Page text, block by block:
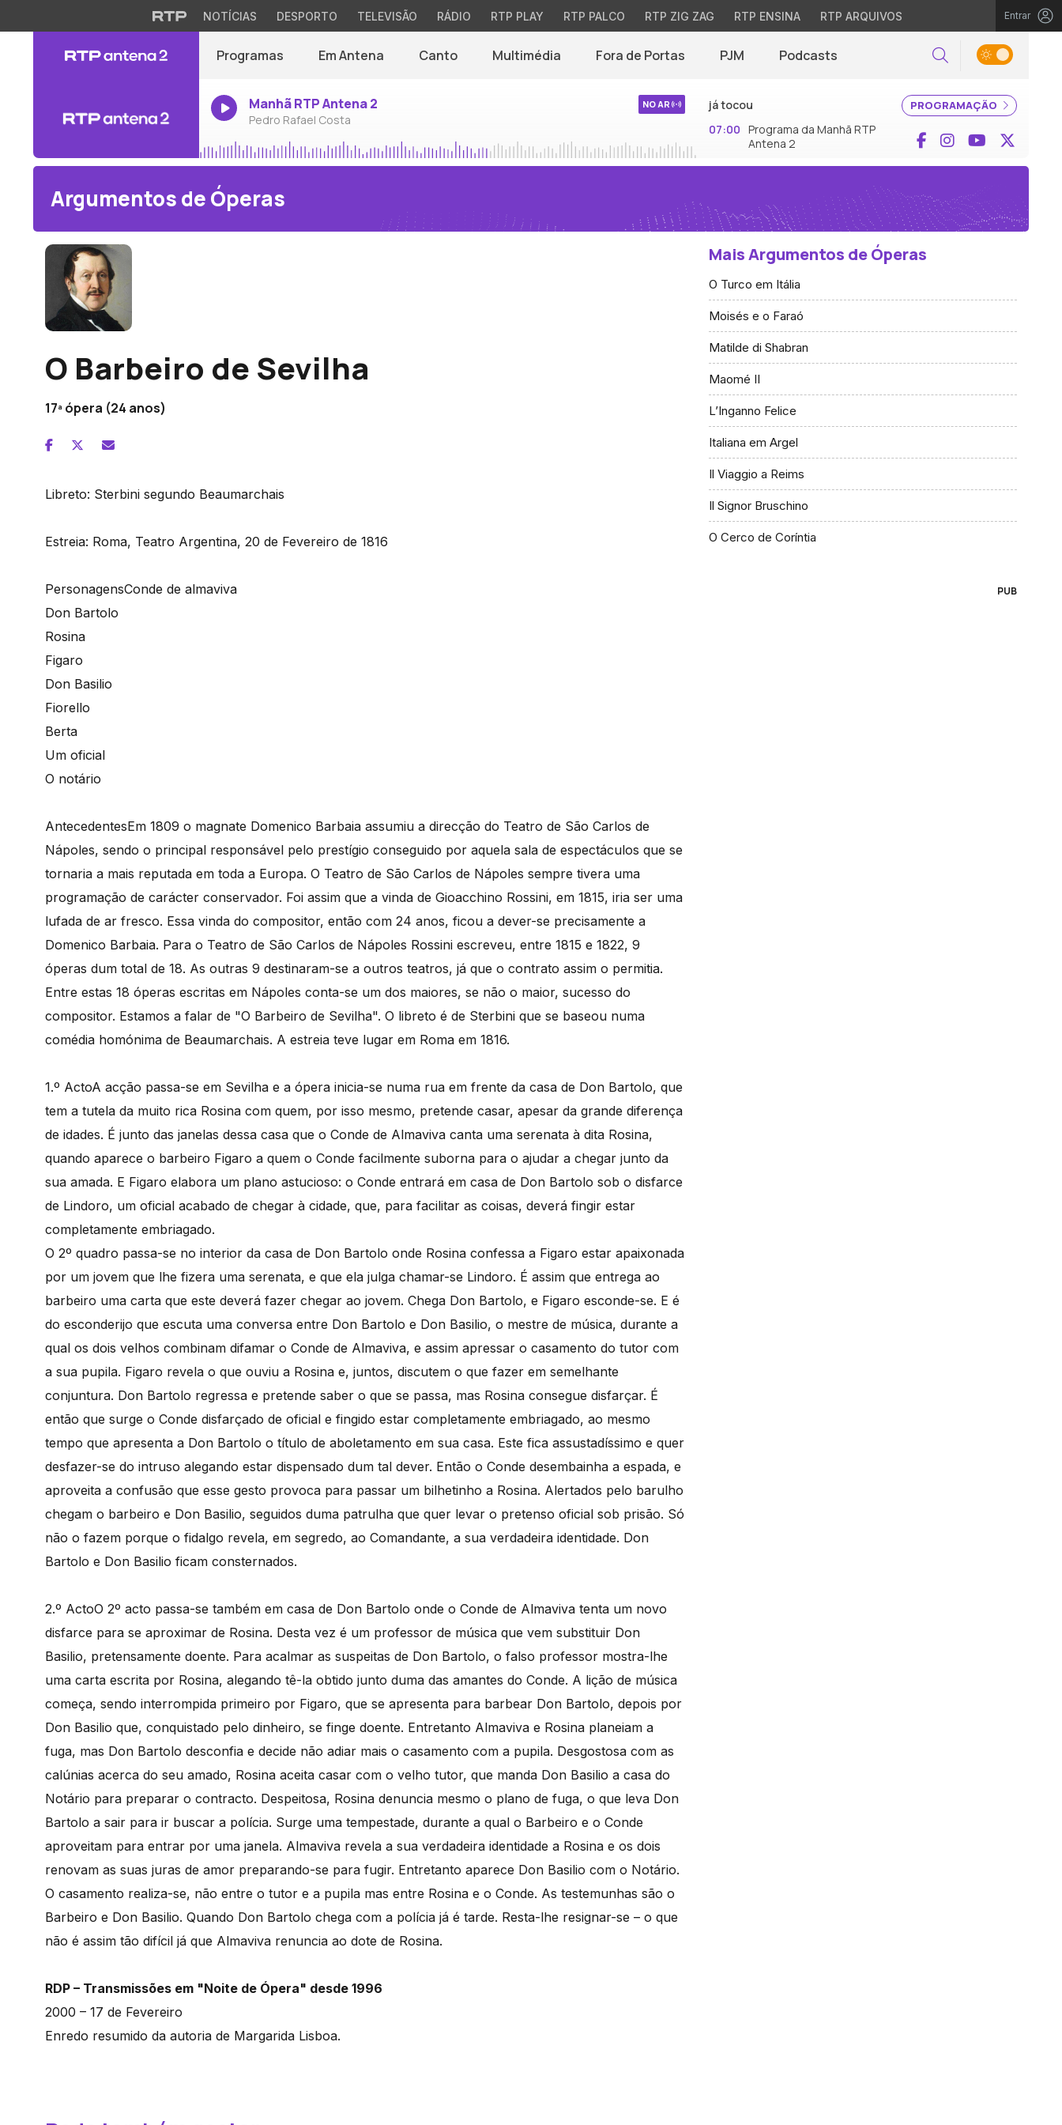
NOTÍCIAS DESPORTO TELEVISÃO RÁDIO RTP PLAY RTP PALCO RTP ZIG ZAG RTP ENSINA RTP ARQUIVOS Entrar
Programas Em Antena Canto Multimédia Fora de Portas PJM Podcasts Pesquisar
Manhã RTP Antena 2
Pedro Rafael Costa
NO AR PROGRAMAÇÃO
já tocou
07:00 Programa da Manhã RTP
Antena 2
Facebook
InstagramYouTube
Argumentos de Óperas
O Barbeiro de Sevilha
17ª ópera (24 anos)
Libreto: Sterbini segundo Beaumarchais
Estreia: Roma, Teatro Argentina, 20 de Fevereiro de 1816
PersonagensConde de almaviva
Don Bartolo
Rosina
Figaro
Don Basilio
Fiorello
Berta
Um oficial
O notário
AntecedentesEm 1809 o magnate Domenico Barbaia assumiu a direcção do Teatro de São Carlos de
Nápoles, sendo o principal responsável pelo prestígio conseguido por aquela sala de espectáculos que se
tornaria a mais reputada em toda a Europa. O Teatro de São Carlos de Nápoles sempre tivera uma
programação de carácter conservador. Foi assim que a vinda de Gioacchino Rossini, em 1815, iria ser uma
lufada de ar fresco. Essa vinda do compositor, então com 24 anos, ficou a dever-se precisamente a
Domenico Barbaia. Para o Teatro de São Carlos de Nápoles Rossini escreveu, entre 1815 e 1822, 9
óperas dum total de 18. As outras 9 destinaram-se a outros teatros, já que o contrato assim o permitia.
Entre estas 18 óperas escritas em Nápoles conta-se um dos maiores, se não o maior, sucesso do
compositor. Estamos a falar de "O Barbeiro de Sevilha". O libreto é de Sterbini que se baseou numa
comédia homónima de Beaumarchais. A estreia teve lugar em Roma em 1816.
1.º ActoA acção passa-se em Sevilha e a ópera inicia-se numa rua em frente da casa de Don Bartolo, que
tem a tutela da muito rica Rosina com quem, por isso mesmo, pretende casar, apesar da grande diferença
de idades. É junto das janelas dessa casa que o Conde de Almaviva canta uma serenata à dita Rosina,
quando aparece o barbeiro Figaro a quem o Conde facilmente suborna para o ajudar a chegar junto da
sua amada. E Figaro elabora um plano astucioso: o Conde entrará em casa de Don Bartolo sob o disfarce
de Lindoro, um oficial acabado de chegar à cidade, que, para facilitar as coisas, deverá fingir estar
completamente embriagado.
O 2º quadro passa-se no interior da casa de Don Bartolo onde Rosina confessa a Figaro estar apaixonada
por um jovem que lhe fizera uma serenata, e que ela julga chamar-se Lindoro. É assim que entrega ao
barbeiro uma carta que este deverá fazer chegar ao jovem. Chega Don Bartolo, e Figaro esconde-se. E é
do esconderijo que escuta uma conversa entre Don Bartolo e Don Basilio, o mestre de música, durante a
qual os dois velhos combinam difamar o Conde de Almaviva, e assim apressar o casamento do tutor com
a sua pupila. Figaro revela o que ouviu a Rosina e, juntos, discutem o que fazer em semelhante
conjuntura. Don Bartolo regressa e pretende saber o que se passa, mas Rosina consegue disfarçar. É
então que surge o Conde disfarçado de oficial e fingido estar completamente embriagado, ao mesmo
tempo que apresenta a Don Bartolo o título de aboletamento em sua casa. Este fica assustadíssimo e quer
desfazer-se do intruso alegando estar dispensado dum tal dever. Então o Conde desembainha a espada, e
aproveita a confusão que esse gesto provoca para passar um bilhetinho a Rosina. Alertados pelo barulho
chegam o barbeiro e Don Basilio, seguidos duma patrulha que quer levar o pretenso oficial sob prisão. Só
não o fazem porque o fidalgo revela, em segredo, ao Comandante, a sua verdadeira identidade. Don
Bartolo e Don Basilio ficam consternados.
2.º ActoO 2º acto passa-se também em casa de Don Bartolo onde o Conde de Almaviva tenta um novo
disfarce para se aproximar de Rosina. Desta vez é um professor de música que vem substituir Don
Basilio, pretensamente doente. Para acalmar as suspeitas de Don Bartolo, o falso professor mostra-lhe
uma carta escrita por Rosina, alegando tê-la obtido junto duma das amantes do Conde. A lição de música
começa, sendo interrompida primeiro por Figaro, que se apresenta para barbear Don Bartolo, depois por
Don Basilio que, conquistado pelo dinheiro, se finge doente. Entretanto Almaviva e Rosina planeiam a
fuga, mas Don Bartolo desconfia e decide não adiar mais o casamento com a pupila. Desgostosa com as
calúnias acerca do seu amado, Rosina aceita casar com o velho tutor, que manda Don Basilio a casa do
Notário para preparar o contracto. Despeitosa, Rosina denuncia mesmo o plano de fuga, o que leva Don
Bartolo a sair para ir buscar a polícia. Surge uma tempestade, durante a qual o Barbeiro e o Conde
aproveitam para entrar por uma janela. Almaviva revela a sua verdadeira identidade a Rosina e os dois
renovam as suas juras de amor preparando-se para fugir. Entretanto aparece Don Basilio com o Notário.
O casamento realiza-se, não entre o tutor e a pupila mas entre Rosina e o Conde. As testemunhas são o
Barbeiro e Don Basilio. Quando Don Bartolo chega com a polícia já é tarde. Resta-lhe resignar-se – o que
não é assim tão difícil já que Almaviva renuncia ao dote de Rosina.
RDP – Transmissões em "Noite de Ópera" desde 1996
2000 – 17 de Fevereiro
Enredo resumido da autoria de Margarida Lisboa.
Mais Argumentos de Óperas
O Turco em Itália
Moisés e o Faraó
Matilde di Shabran
Maomé II
L’Inganno Felice
Italiana em Argel
Il Viaggio a Reims
Il Signor Bruschino
O Cerco de Coríntia
PUB